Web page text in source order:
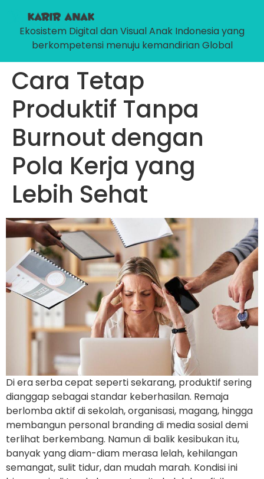
Ekosistem Digital dan Visual Anak Indonesia yang
berkompetensi menuju kemandirian Global
Cara Tetap
Produktif Tanpa
Burnout dengan
Pola Kerja yang
Lebih Sehat
Di era serba cepat seperti sekarang, produktif sering
dianggap sebagai standar keberhasilan. Remaja
berlomba aktif di sekolah, organisasi, magang, hingga
membangun personal branding di media sosial demi
terlihat berkembang. Namun di balik kesibukan itu,
banyak yang diam-diam merasa lelah, kehilangan
semangat, sulit tidur, dan mudah marah. Kondisi ini